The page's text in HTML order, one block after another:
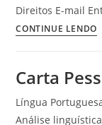
Direitos E-mail
CONTINUE LENDO
Carta
Língua
Análise